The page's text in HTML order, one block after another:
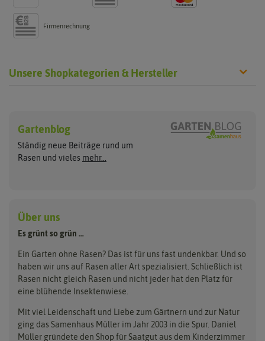
Firmenrechnung
Unsere Shopkategorien & Hersteller
Sport- und Spielrasen
Zierrasen
Tierrasen
Landschaftsrasen
Rasennachsaat
Rasendünger
Erde
Unkrautbeseitigung
ASB Greenworld
Compo
Pegasus Dream Gardens
Greenfield
Grüne Oase
Hauert Manna
Kiepenkerl
Samen maier
Gartenblog
Ständig neue Beiträge rund um
Rasen und vieles mehr...
Über uns
Es grünt so grün …
Ein Garten ohne Rasen? Das ist für uns fast undenkbar. Und so
haben wir uns auf Rasen aller Art spezialisiert. Schließlich ist
Rasen nicht gleich Rasen und nicht jeder hat den Platz für
eine blühende Insektenwiese.
Mit viel Leidenschaft und Liebe zum Gärtnern und zur Natur
ging das Samenhaus Müller im Jahr 2003 in die Spur. Daniel
Müller gründete den Shop für Saatgut aus dem Kinderzimmer